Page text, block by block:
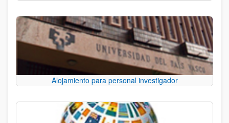
Alojamiento para personal investigador